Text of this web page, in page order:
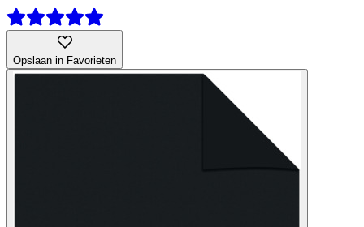
Opslaan in Favorieten